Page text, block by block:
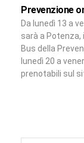
Prevenzione
Da lunedì 13 a
sarà a Potenza,
Bus della
lunedì 20 a
prenotabili sul